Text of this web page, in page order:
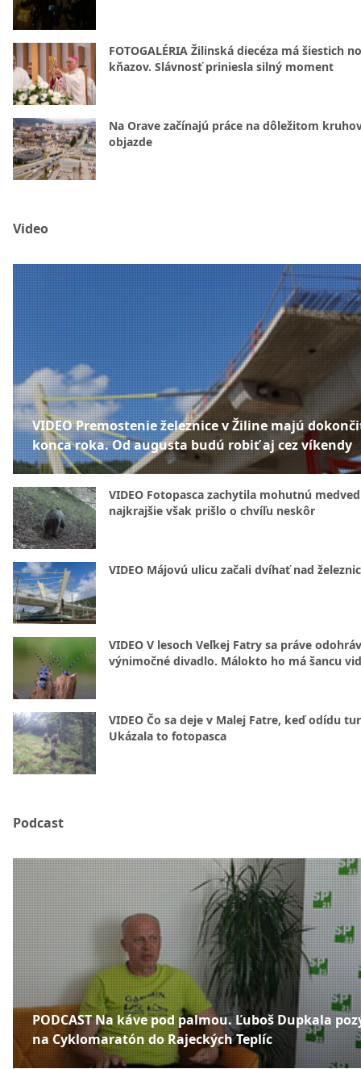
FOTOGALÉRIA Žilinská diecéza má šiestich
kňazov. Slávnosť priniesla silný moment
Na Orave začínajú práce na dôležitom
objazde
Video
VIDEO Premostenie železnice v Žiline majú
konca roka. Od augusta budú robiť aj cez víkendy
VIDEO Fotopasca zachytila mohutnú
najkrajšie však prišlo o chvíľu neskôr
VIDEO Májovú ulicu začali dvíhať nad
VIDEO V lesoch Veľkej Fatry sa práve
výnimočné divadlo. Málokto ho má šancu
VIDEO Čo sa deje v Malej Fatre, keď odídu
Ukázala to fotopasca
Podcast
PODCAST Na káve pod palmou. Ľuboš Dupkala
na Cyklomaratón do Rajeckých Teplíc